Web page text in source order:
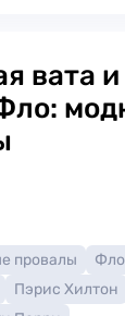
вата
провалы
Пэрис Хилтон